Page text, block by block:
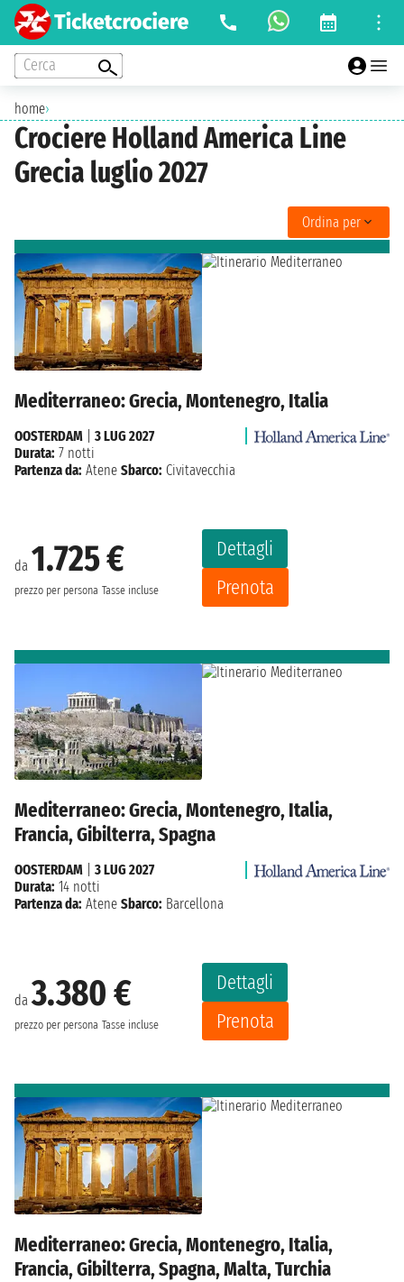
Cerca
home›
Crociere Holland America Line
Grecia luglio 2027
Ordina per
Mediterraneo: Grecia, Montenegro, Italia
da 1.725 €
prezzo per persona Tasse incluse
Dettagli
Prenota
OOSTERDAM
3 LUG 2027
Durata: 7 notti
Partenza da: Atene Sbarco: Civitavecchia
Mediterraneo: Grecia, Montenegro, Italia,
Francia, Gibilterra, Spagna
da3.380 €
prezzo per persona Tasse incluse
Dettagli
Prenota
OOSTERDAM
3 LUG 2027
Durata: 14 notti
Partenza da: Atene Sbarco: Barcellona
Mediterraneo: Grecia, Montenegro, Italia,
Francia, Gibilterra, Spagna, Malta, Turchia